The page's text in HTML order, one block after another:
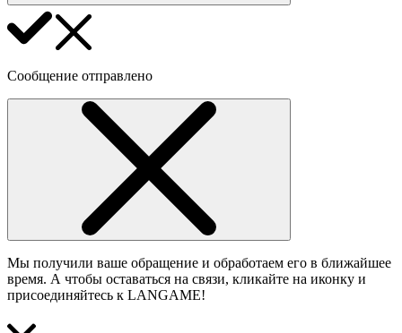
Сообщение отправлено
Мы получили ваше обращение и обработаем его в ближайшее
время. А чтобы оставаться на связи, кликайте на иконку и
присоединяйтесь к LANGAME!